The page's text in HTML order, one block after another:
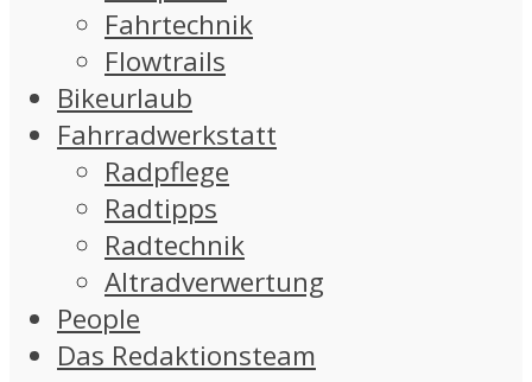
Fahrtechnik
Flowtrails
Bikeurlaub
Fahrradwerkstatt
Radpflege
Radtipps
Radtechnik
Altradverwertung
People
Das Redaktionsteam